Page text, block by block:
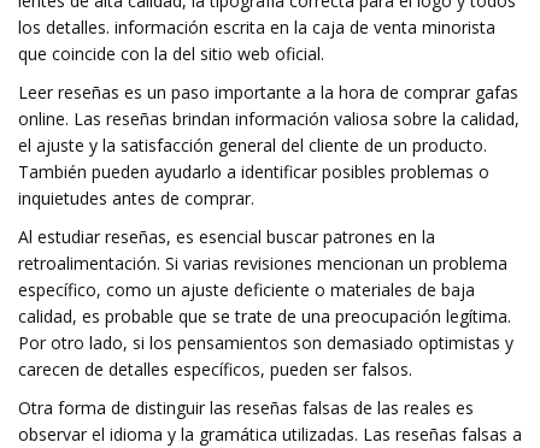
los detalles. información escrita en la caja de venta minorista
que coincide con la del sitio web oficial.
Leer reseñas es un paso importante a la hora de comprar gafas
online. Las reseñas brindan información valiosa sobre la calidad,
el ajuste y la satisfacción general del cliente de un producto.
También pueden ayudarlo a identificar posibles problemas o
inquietudes antes de comprar.
Al estudiar reseñas, es esencial buscar patrones en la
retroalimentación. Si varias revisiones mencionan un problema
específico, como un ajuste deficiente o materiales de baja
calidad, es probable que se trate de una preocupación legítima.
Por otro lado, si los pensamientos son demasiado optimistas y
carecen de detalles específicos, pueden ser falsos.
Otra forma de distinguir las reseñas falsas de las reales es
observar el idioma y la gramática utilizadas. Las reseñas falsas a